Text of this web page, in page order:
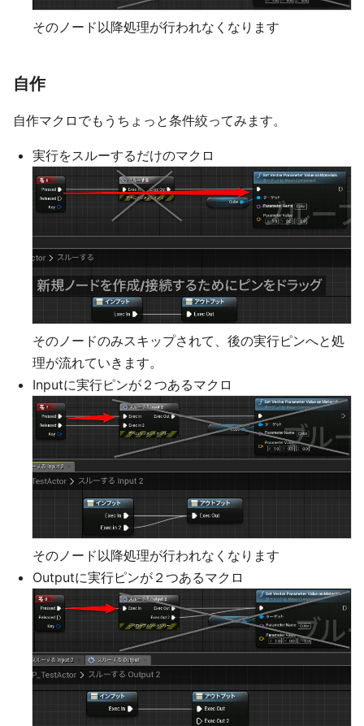
そのノード以降処理が行われなくなります
自作
自作マクロでもうちょっと条件絞ってみます。
実行をスルーするだけのマクロ
そのノードのみスキップされて、後の実行ピンへと処
理が流れていきます。
Inputに実行ピンが２つあるマクロ
そのノード以降処理が行われなくなります
Outputに実行ピンが２つあるマクロ